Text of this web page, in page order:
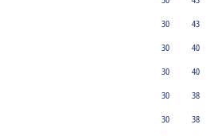
30
43
30
40
30
40
30
38
30
38